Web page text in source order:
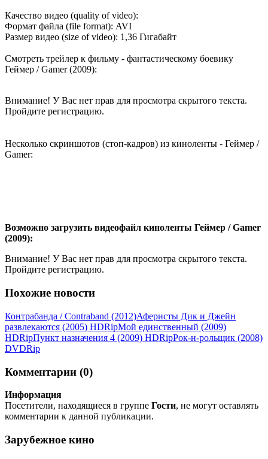
Качество видео (quality of video):
Формат файла (file format): AVI
Размер видео (size of video): 1,36 Гигабайт
Смотреть трейлер к фильму - фантастическому боевику
Геймер / Gamer (2009):
Внимание! У Вас нет прав для просмотра скрытого текста.
Пройдите регистрацию.
Несколько скриншотов (стоп-кадров) из киноленты - Геймер /
Gamer:
Возможно загрузить видеофайл киноленты Геймер / Gamer
(2009):
Внимание! У Вас нет прав для просмотра скрытого текста.
Пройдите регистрацию.
Похожие новости
Контрабанда / Contraband (2012)Аферисты Дик и Джейн
развлекаются (2005) НDRірМой единственный (2009)
НDRірПункт назначения 4 (2009) НDRірРок-н-рольщик (2008)
DVDRір
Комментарии (0)
Информация
Посетители, находящиеся в группе Гости, не могут оставлять
комментарии к данной публикации.
Зарубежное кино